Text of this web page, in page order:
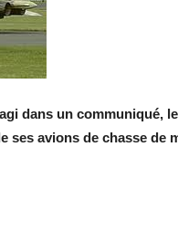
dans un communiqué,
ses avions de chasse de